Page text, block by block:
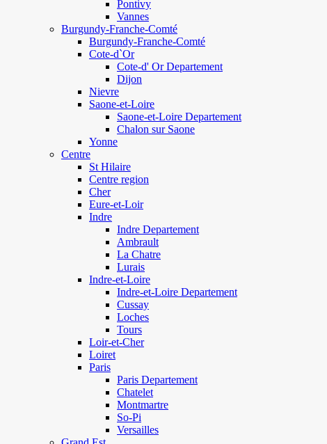
Pontivy
Vannes
Burgundy-Franche-Comté
Burgundy-Franche-Comté
Cote-d`Or
Cote-d' Or Departement
Dijon
Nievre
Saone-et-Loire
Saone-et-Loire Departement
Chalon sur Saone
Yonne
Centre
St Hilaire
Centre region
Cher
Eure-et-Loir
Indre
Indre Departement
Ambrault
La Chatre
Lurais
Indre-et-Loire
Indre-et-Loire Departement
Cussay
Loches
Tours
Loir-et-Cher
Loiret
Paris
Paris Departement
Chatelet
Montmartre
So-Pi
Versailles